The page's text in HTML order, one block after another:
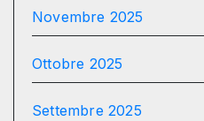
Novembre 2025
Ottobre 2025
Settembre 2025